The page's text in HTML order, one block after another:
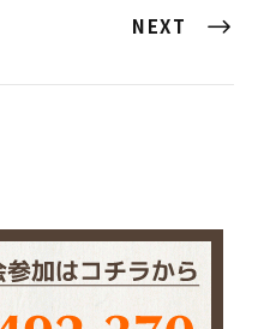
NEXT